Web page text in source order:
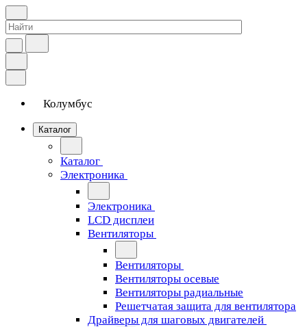
Колумбус
Каталог
Каталог
Электроника
Электроника
LCD дисплеи
Вентиляторы
Вентиляторы
Вентиляторы осевые
Вентиляторы радиальные
Решетчатая защита для вентилятора
Драйверы для шаговых двигателей